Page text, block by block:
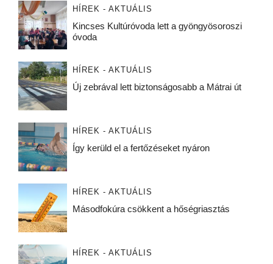
HÍREK - AKTUÁLIS
Kincses Kultúróvoda lett a gyöngyösoroszi
óvoda
HÍREK - AKTUÁLIS
Új zebrával lett biztonságosabb a Mátrai út
HÍREK - AKTUÁLIS
Így kerüld el a fertőzéseket nyáron
HÍREK - AKTUÁLIS
Másodfokúra csökkent a hőségriasztás
HÍREK - AKTUÁLIS